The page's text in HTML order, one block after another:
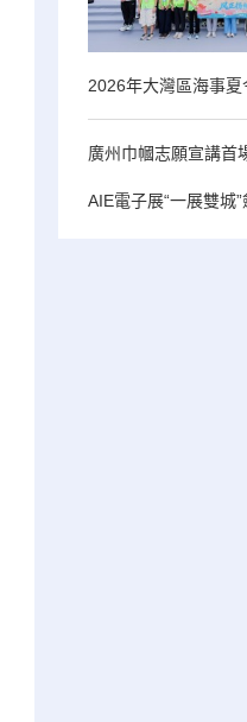
2026年大灣區海事夏
廣州巾幗志願宣講首
AIE電子展“一展雙城